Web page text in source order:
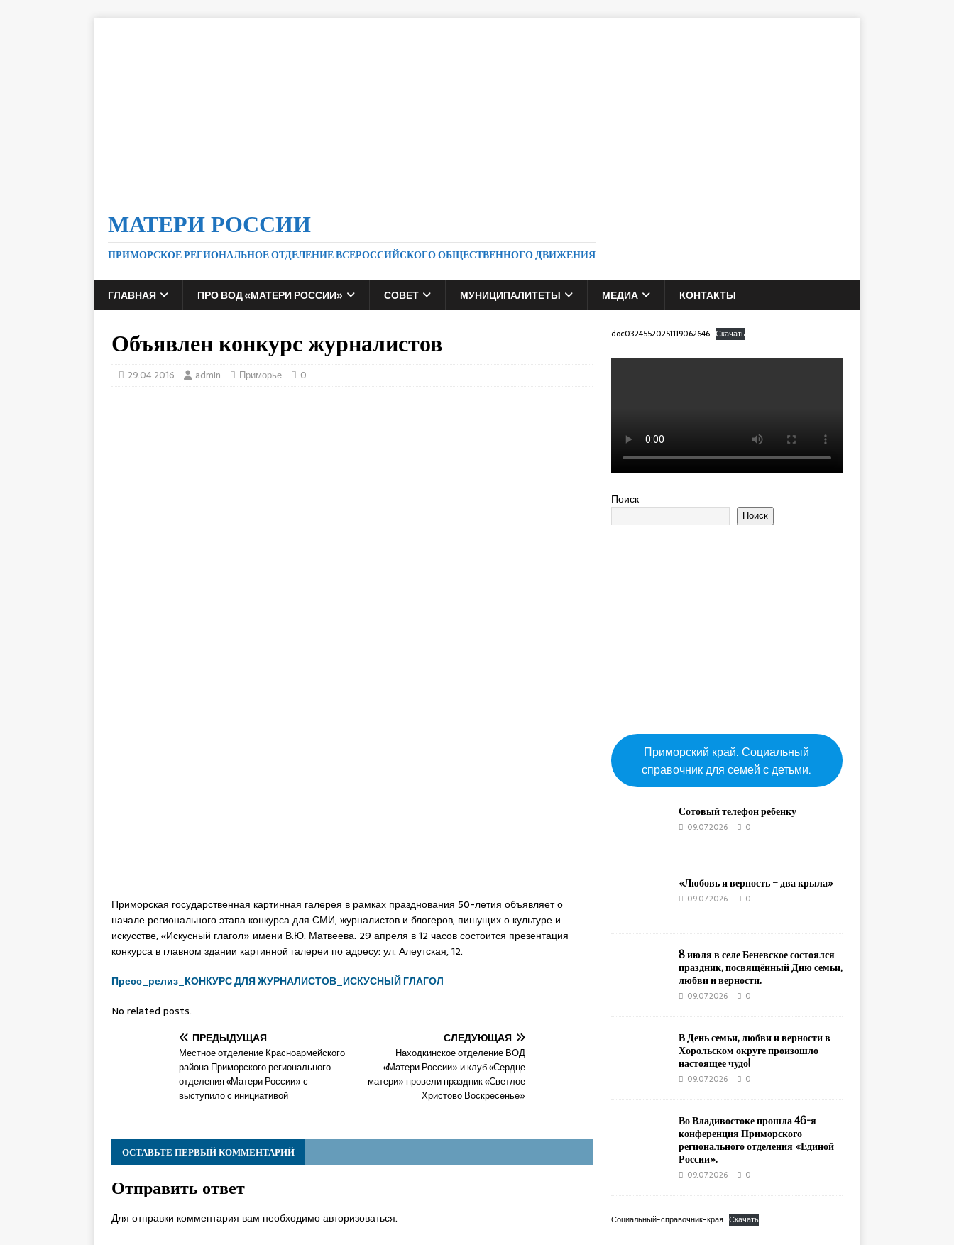
МАТЕРИ РОССИИ
ПРИМОРСКОЕ РЕГИОНАЛЬНОЕ ОТДЕЛЕНИЕ ВСЕРОССИЙСКОГО ОБЩЕСТВЕННОГО ДВИЖЕНИЯ
ГЛАВНАЯ ПРО ВОД «МАТЕРИ РОССИИ» СОВЕТ МУНИЦИПАЛИТЕТЫ МЕДИА КОНТАКТЫ
Объявлен конкурс журналистов
29.04.2016 admin Приморье 0
Приморская государственная картинная галерея в рамках празднования 50-летия объявляет о
начале регионального этапа конкурса для СМИ, журналистов и блогеров, пишущих о культуре и
искусстве, «Искусный глагол» имени В.Ю. Матвеева. 29 апреля в 12 часов состоится презентация
конкурса в главном здании картинной галереи по адресу: ул. Алеутская, 12.
Пресс_релиз_КОНКУРС ДЛЯ ЖУРНАЛИСТОВ_ИСКУСНЫЙ ГЛАГОЛ
No related posts.
ПРЕДЫДУЩАЯ
Местное отделение Красноармейского
района Приморского регионального
отделения «Матери России» с
выступило с инициативой
СЛЕДУЮЩАЯ
Находкинское отделение ВОД
«Матери России» и клуб «Сердце
матери» провели праздник «Светлое
Христово Воскресенье»
ОСТАВЬТЕ ПЕРВЫЙ КОММЕНТАРИЙ
Отправить ответ
Для отправки комментария вам необходимоавторизоваться.
doc03245520251119062646 Скачать
Поиск
Поиск
Приморский край. Социальный
справочник для семей с детьми.
Сотовый телефон ребенку
09.07.2026 0
«Любовь и верность – два крыла»
09.07.2026 0
8 июля в селе Беневское состоялся
праздник, посвящённый Дню семьи,
любви и верности.
09.07.2026 0
В День семьи, любви и верности в
Хорольском округе произошло
настоящее чудо!
09.07.2026 0
Во Владивостоке прошла 46-я
конференция Приморского
регионального отделения «Единой
России».
09.07.2026 0
Социальный-справочник-края Скачать